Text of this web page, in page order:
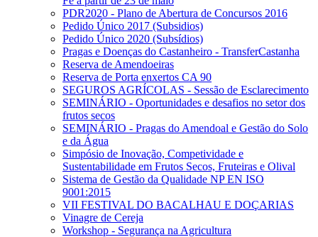
PDR2020 - Plano de Abertura de Concursos 2016
Pedido Único 2017 (Subsidios)
Pedido Único 2020 (Subsídios)
Pragas e Doenças do Castanheiro - TransferCastanha
Reserva de Amendoeiras
Reserva de Porta enxertos CA 90
SEGUROS AGRÍCOLAS - Sessão de Esclarecimento
SEMINÁRIO - Oportunidades e desafios no setor dos
frutos secos
SEMINÁRIO - Pragas do Amendoal e Gestão do Solo
e da Água
Simpósio de Inovação, Competividade e
Sustentabilidade em Frutos Secos, Fruteiras e Olival
Sistema de Gestão da Qualidade NP EN ISO
9001:2015
VII FESTIVAL DO BACALHAU E DOÇARIAS
Vinagre de Cereja
Workshop - Segurança na Agricultura